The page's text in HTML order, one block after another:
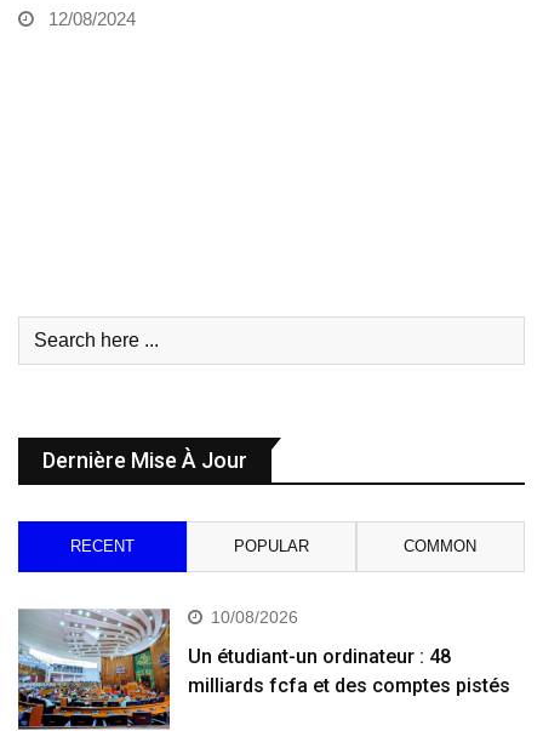
12/08/2024
Dernière Mise À Jour
RECENT POPULAR COMMON
10/08/2026
Un étudiant-un ordinateur : 48
milliards fcfa et des comptes pistés